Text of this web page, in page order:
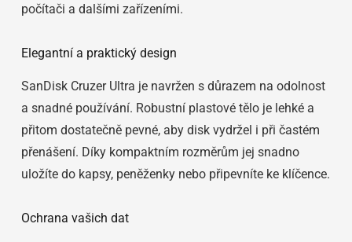
počítači a dalšími zařízeními.
Elegantní a praktický design
SanDisk Cruzer Ultra je navržen s důrazem na odolnost
a snadné používání. Robustní plastové tělo je lehké a
přitom dostatečně pevné, aby disk vydržel i při častém
přenášení. Díky kompaktním rozměrům jej snadno
uložíte do kapsy, peněženky nebo připevníte ke klíčence.
Ochrana vašich dat